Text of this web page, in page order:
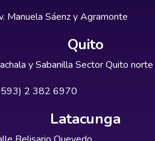
Manuela Sáenz y Agramonte
Quito
y Sabanilla Sector Quito norte
2 382 6970
Latacunga